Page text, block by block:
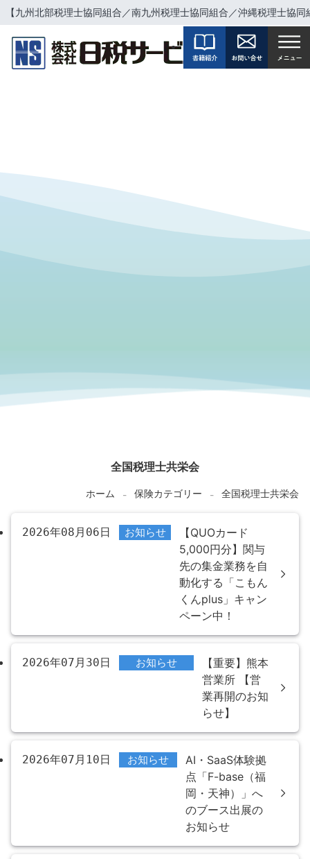
【九州北部税理士協同組合／南九州税理士協同組合／沖縄税理士協
7%A8%8E%E7
%90%86%E5%
A3%AB%E5%8
%84%E4%BC
全国税理士共栄会
ホーム - 保険カテゴリー - 全国税理士共栄会
2026年08月06日 お知らせ
【QUOカード
5,000円分】関与
先の集金業務を自
動化する「こもん
くんplus」キャン
ペーン中！
2026年07月30日 お知らせ
【重要】熊本
営業所 【営
業再開のお知
らせ】
2026年07月10日 お知らせ
AI・SaaS体験拠
点「F-base（福
岡・天神）」へ
のブース出展の
お知らせ